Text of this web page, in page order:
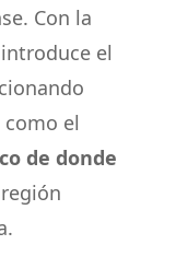
Con la
el
el
de donde